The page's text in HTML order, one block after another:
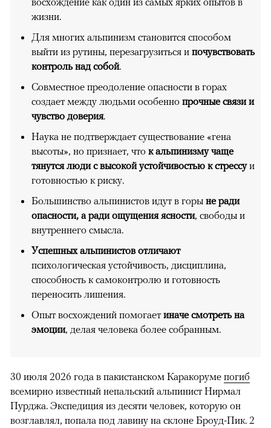
жизни.
Для многих альпинизм становится способом
выйти из рутины, перезагрузиться и почувствовать
контроль над собой.
Совместное преодоление опасности в горах
создает между людьми особенно прочные связи и
чувство доверия.
Наука не подтверждает существование «гена
высоты», но признает, что к альпинизму чаще
тянутся люди с высокой устойчивостью к стрессуи
готовностью к риску.
Большинство альпинистов идут в горы не ради
опасности, а ради ощущения ясности, свободы и
внутреннего смысла.
Успешных альпинистов отличают
психологическая устойчивость, дисциплина,
способность к самоконтролю и готовность
переносить лишения.
Опыт восхождений помогает иначе смотреть на
эмоции, делая человека более собранным.
30 июля 2026 года в пакистанском Каракоруме погиб
всемирно известный непальский альпинист Нирмал
Пурджа. Экспедиция из десяти человек, которую он
возглавлял, попала под лавину на склоне Броуд-Пик. 2